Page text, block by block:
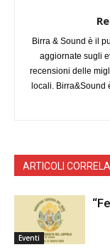
Birra & Sound è il
aggiornate sugli
recensioni delle
locali. Birra&Sound
ARTICOLI
Eventi